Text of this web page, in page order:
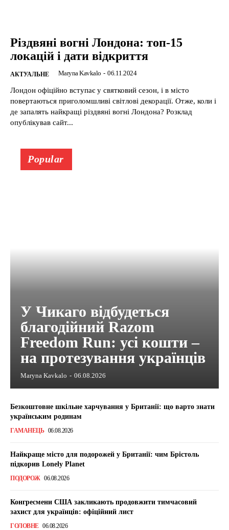
Різдвяні вогні Лондона: топ-15
локацій і дати відкриття
АКТУАЛЬНЕ Maryna Kavkalo - 06.11.2024
Лондон офіційно вступає у святковий сезон, і в місто
повертаються приголомшливі світлові декорації. Отже, коли і
де запалять найкращі різдвяні вогні Лондона? Розклад
опублікував сайт...
Popular
У Чикаго відбудеться
благодійний Razom
Freedom Run: усі кошти –
на протезування українців
Maryna Kavkalo - 06.08.2026
Безкоштовне шкільне харчування у Британії: що варто знати
українським родинам
ГАМАНЕЦЬ 06.08.2026
Найкраще місто для подорожей у Британії: чим Брістоль
підкорив Lonely Planet
ПОДОРОЖ 06.08.2026
Конгресмени США закликають продовжити тимчасовий
захист для українців: офіційний лист
ГОЛОВНЕ 06.08.2026